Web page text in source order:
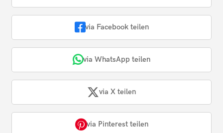
via Facebook teilen
via WhatsApp teilen
via X teilen
via Pinterest teilen